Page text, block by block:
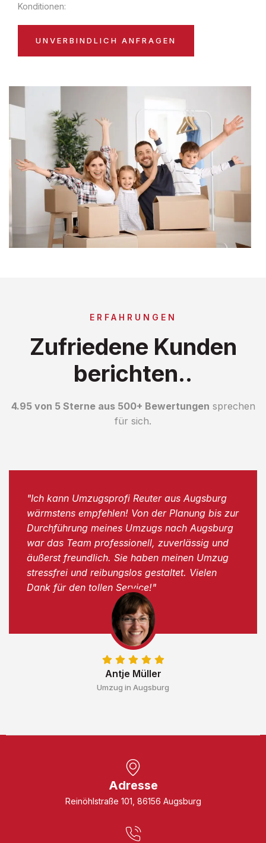
Konditionen:
UNVERBINDLICH ANFRAGEN
ERFAHRUNGEN
Zufriedene Kunden
berichten..
4.95 von 5 Sterne aus 500+ Bewertungen sprechen
für sich.
Antje Müller
Umzug in Augsburg
"Ich kann Umzugsprofi Reuter aus Augsburg
wärmstens empfehlen! Von der Planung bis zur
Durchführung meines Umzugs nach Augsburg
war das Team professionell, zuverlässig und
äußerst freundlich. Sie haben meinen Umzug
stressfrei und reibungslos gestaltet. Vielen
Dank für den tollen Service!"
Adresse
Reinöhlstraße 101, 86156 Augsburg